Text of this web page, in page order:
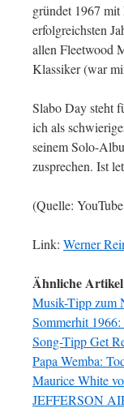
gründet 1967
erfolgreichsten
allen Fleetwood
Klassiker (war
Slabo Day steht
ich als
seinem Solo-
zusprechen. Ist
(Quelle:
Link: Werner
Ähnliche
Musik-Tipp zum
Sommerhit
Song-Tipp Get
Papa Wemba:
Maurice White
JEFFERSON